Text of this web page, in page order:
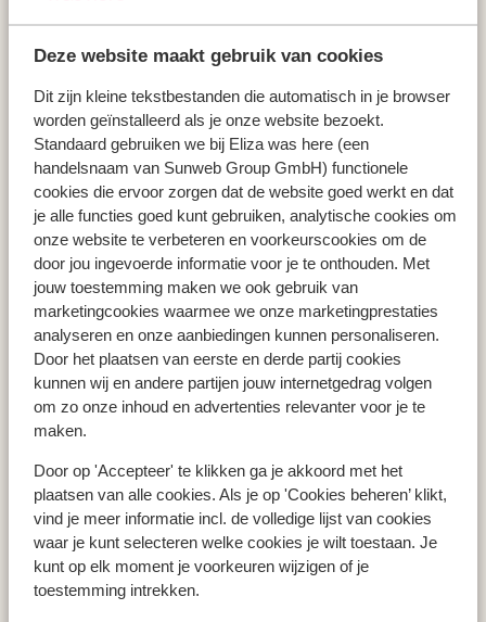
Deze website maakt gebruik van cookies
Dit zijn kleine tekstbestanden die automatisch in je browser
worden geïnstalleerd als je onze website bezoekt.
Standaard gebruiken we bij Eliza was here (een
handelsnaam van Sunweb Group GmbH) functionele
cookies die ervoor zorgen dat de website goed werkt en dat
je alle functies goed kunt gebruiken, analytische cookies om
onze website te verbeteren en voorkeurscookies om de
door jou ingevoerde informatie voor je te onthouden. Met
jouw toestemming maken we ook gebruik van
marketingcookies waarmee we onze marketingprestaties
analyseren en onze aanbiedingen kunnen personaliseren.
Door het plaatsen van eerste en derde partij cookies
kunnen wij en andere partijen jouw internetgedrag volgen
om zo onze inhoud en advertenties relevanter voor je te
maken.
Door op 'Accepteer' te klikken ga je akkoord met het
plaatsen van alle cookies. Als je op 'Cookies beheren’ klikt,
vind je meer informatie incl. de volledige lijst van cookies
waar je kunt selecteren welke cookies je wilt toestaan. Je
kunt op elk moment je voorkeuren wijzigen of je
toestemming intrekken.
Vakantie Griekenland
Vakantie Spanje
Vakantie Italië
Vakantie Portugal
Populaire regio's
Vakantie Kreta
Vakantie Zakynthos
Vakantie Andalusië
Vakantie Algarve
Type vakantie
Zomervakantie
Herfstvakantie